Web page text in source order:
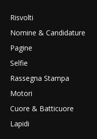
Risvolti
Nomine & Candidature
Pagine
Selfie
Rassegna Stampa
Motori
Cuore & Batticuore
Lapidi